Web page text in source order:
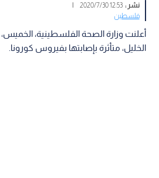
نشر :12:53 2020/7/30
|
فلسطين
الخليل، متأثرة بإصابتها بفيروس كورونا.